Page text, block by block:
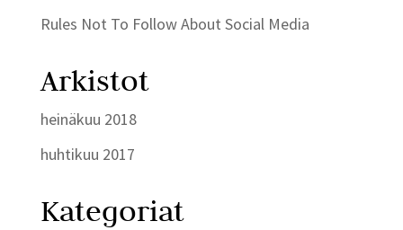
Rules Not To Follow About Social Media
Arkistot
heinäkuu 2018
huhtikuu 2017
Kategoriat